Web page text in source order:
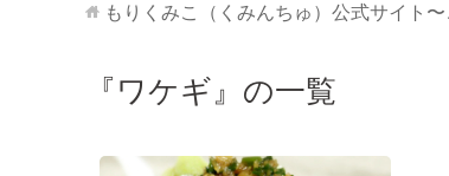
もりくみこ（くみんちゅ）公式サイト
『ワケギ』の一覧